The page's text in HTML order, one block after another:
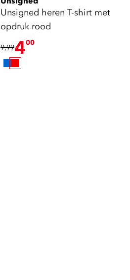
Unsigned heren T-shirt met
opdruk rood
9,99400